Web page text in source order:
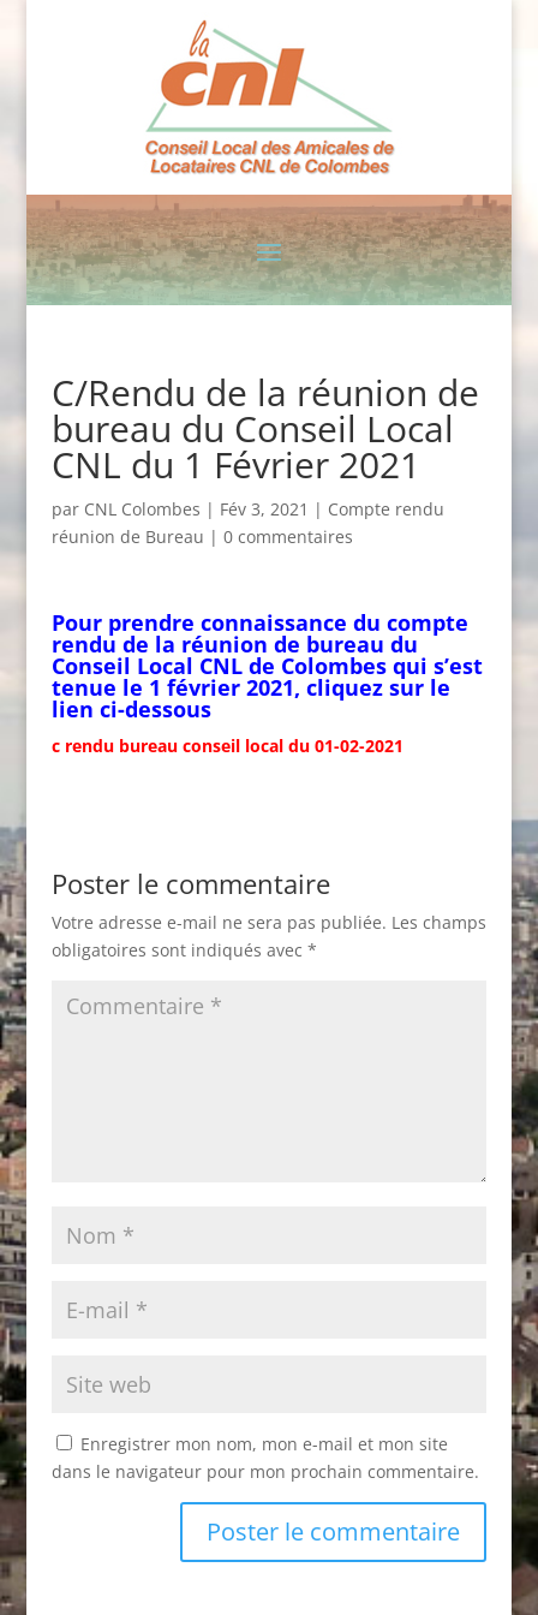
C/Rendu de la réunion de
bureau du Conseil Local
CNL du 1 Février 2021
par CNL Colombes | Fév 3, 2021 | Compte rendu
réunion de Bureau | 0 commentaires
Pour prendre connaissance du compte
rendu de la réunion de bureau du
Conseil Local CNL de Colombes qui s’est
tenue le 1 février 2021, cliquez sur le
lien ci-dessous
c rendu bureau conseil local du 01-02-2021
Poster le commentaire
Votre adresse e-mail ne sera pas publiée. Les champs
obligatoires sont indiqués avec *
Enregistrer mon nom, mon e-mail et mon site
dans le navigateur pour mon prochain commentaire.